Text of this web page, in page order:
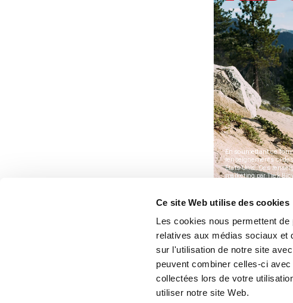
Ce site Web utilise des cookies
Les cookies nous permettent
relatives aux médias sociaux et
sur l'utilisation de notre site
peuvent combiner celles-ci
collectées lors de votre
utiliser notre site Web.